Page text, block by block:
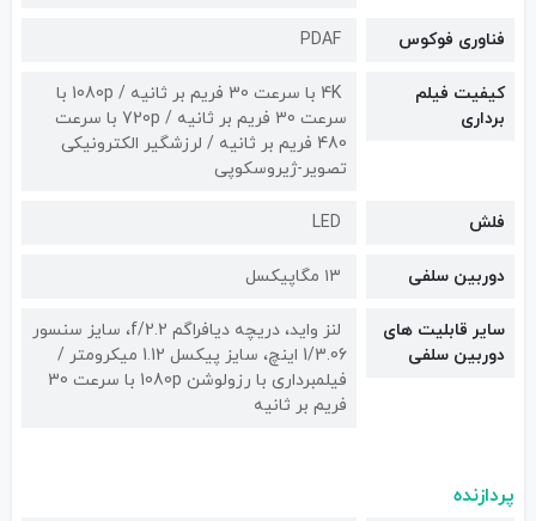
فناوری فوکوس PDAF
کیفیت فیلم
برداری
4K با سرعت 30 فریم بر ثانیه / 1080p با
سرعت 30 فریم بر ثانیه / 720p با سرعت
480 فریم بر ثانیه / لرزشگیر الکترونیکی
تصویر-ژیروسکوپی
فلش LED
دوربین سلفی ۱۳ مگاپیکسل
سایر قابلیت های
دوربین سلفی
لنز واید، دریچه دیافراگم f/2.2، سایز سنسور
1/3.06 اینچ، سایز پیکسل 1.12 میکرومتر /
فیلمبرداری با رزولوشن 1080p با سرعت 30
فریم بر ثانیه
پردازنده